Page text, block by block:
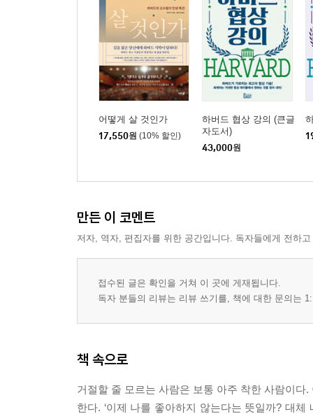
어떻게 살 것인가
17,550원 (10% 할인)
하버드 협상 강의 (큰글
자도서)
43,000원
만든 이 코멘트
저자, 역자, 편집자를 위한 공간입니다. 독자들에게 전하
접수된 글은 확인을 거쳐 이 곳에 게재됩니다.
독자 분들의 리뷰는 리뷰 쓰기를, 책에 대한 문의는
책 속으로
거절할 줄 모르는 사람은 보통 아주 착한 사람이
한다. ‘이제 나를 좋아하지 않는다는 뜻일까? 대